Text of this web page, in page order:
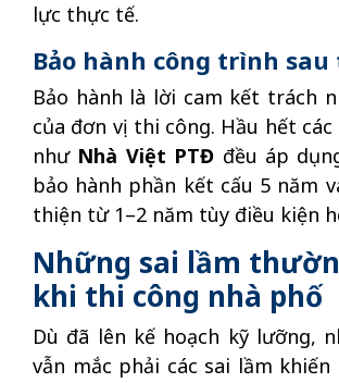
lực thực tế.
Bảo hành công trình sau
Bảo hành là lời cam kết trách
của đơn vị thi công. Hầu hết
như Nhà Việt PTĐ đều áp
bảo hành phần kết cấu 5 năm
thiện từ 1–2 năm tùy điều kiện
Những sai lầm
khi thi công nhà phố
Dù đã lên kế hoạch kỹ lưỡng,
vẫn mắc phải các sai lầm